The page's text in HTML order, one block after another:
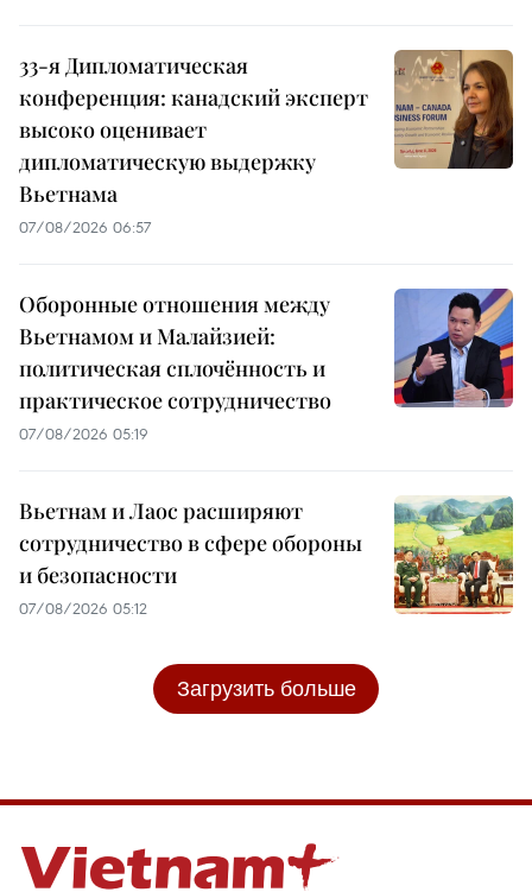
33-я Дипломатическая
конференция: канадский эксперт
высоко оценивает
дипломатическую выдержку
Вьетнама
07/08/2026 06:57
Оборонные отношения между
Вьетнамом и Малайзией:
политическая сплочённость и
практическое сотрудничество
07/08/2026 05:19
Вьетнам и Лаос расширяют
сотрудничество в сфере обороны
и безопасности
07/08/2026 05:12
Загрузить больше